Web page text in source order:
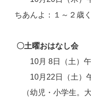
ちあんよ：１～２歳く
〇土曜おはなし会
10月 8日（土）午
10月22日（土）
（幼児・小学生。